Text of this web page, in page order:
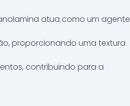
atua como um agente
proporcionando uma textura
contribuindo para a